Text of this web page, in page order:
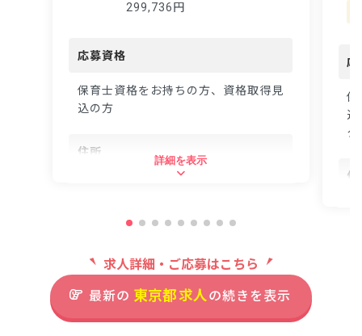
地域に根ざした保育サー
育士の皆さんの「働きや
す。先輩たちがしっかり
とサポートしますので、
充実した環境で、子ども
たちと一緒に成長できる
てみませんか？ ーー
ワークライフバランス重
20日確保されており、
299,736円
応募資格
保育士資格をお持ちの方、資格取得見
込の方
住所
東武東上線 「大山駅」より徒
東京メトロ三田線「板橋区役所
詳細を表示
保
手
し
て
採
ど
応
保
込
ク
住
求人詳細・ご応募はこちら
最新の 東京都 求人 の続きを表示